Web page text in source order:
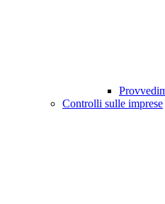
Controlli sulle imprese